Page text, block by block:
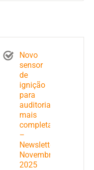
Novo
sensor
de
ignição
para
auditorias
mais
completas
–
Newsletter
Novembro
2025